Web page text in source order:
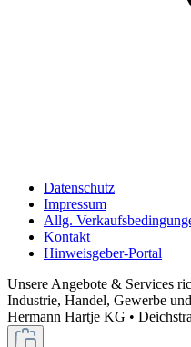
Datenschutz
Impressum
Allg.
Kontakt
Hinweisgeber-Portal
Unsere Angebote & Services
Industrie, Handel, Gewerbe
Hermann Hartje KG •